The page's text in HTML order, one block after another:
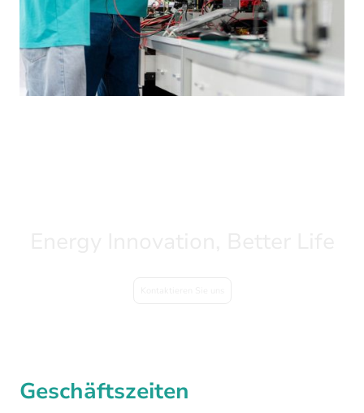
Geschäftszeiten